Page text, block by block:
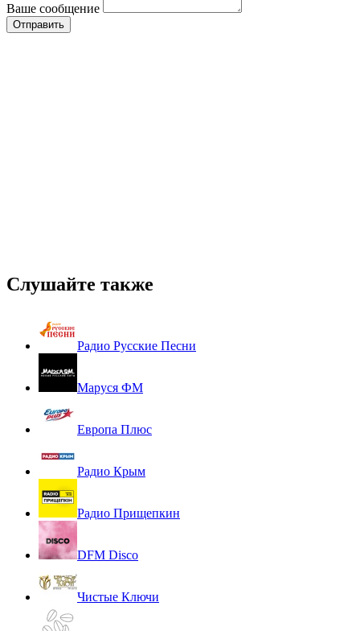
Ваше сообщение
Слушайте также
Радио Русские Песни
Маруся ФМ
Европа Плюс
Радио Крым
Радио Прищепкин
DFM Disco
Чистые Ключи